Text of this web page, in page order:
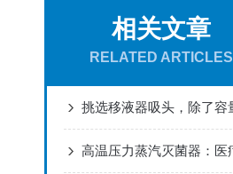
相关文章
RELATED ARTICLES